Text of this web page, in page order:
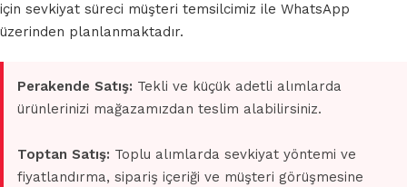
için sevkiyat süreci müşteri temsilcimiz ile WhatsApp
üzerinden planlanmaktadır.
Perakende Satış: Tekli ve küçük adetli alımlarda
ürünlerinizi mağazamızdan teslim alabilirsiniz.
Toptan Satış: Toplu alımlarda sevkiyat yöntemi ve
fiyatlandırma, sipariş içeriği ve müşteri görüşmesine